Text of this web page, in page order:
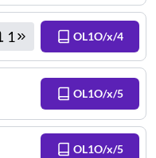
1 OL1O/x/4
OL1O/x/5
OL1O/x/5